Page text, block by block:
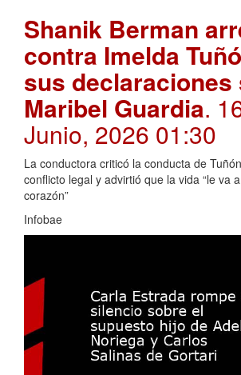
Shanik Berman
contra Imelda
sus declaraciones
Maribel Guardia.
Junio, 2026 01:30
La conductora criticó la conducta de
conflicto legal y advirtió que la vida “le va
corazón”
Infobae